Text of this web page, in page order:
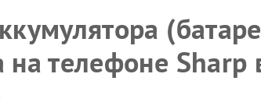
на телефоне Sharp